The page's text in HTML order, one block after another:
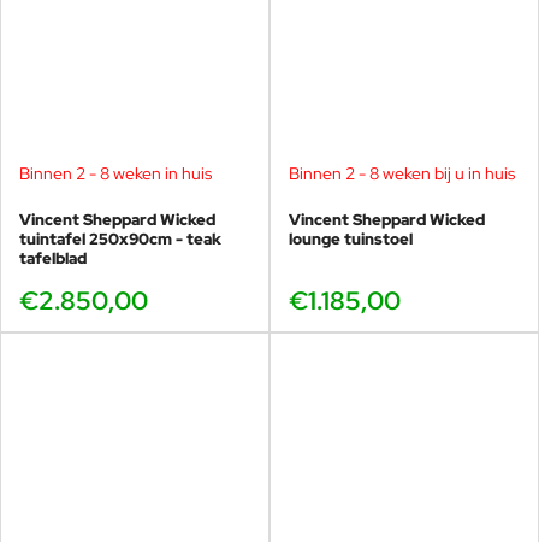
Binnen 2 - 8 weken in huis
Vincent Sheppard Wicked
tuintafel 250x90cm - teak
tafelblad
€2.850,00
Binnen 2 - 8 weken bij u in huis
Vincent Sheppard Wicked
lounge tuinstoel
€1.185,00